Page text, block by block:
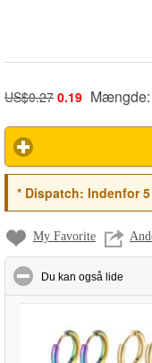
US$0.27 0.19 Mængde:
*Dispatch: Indenfor
My Favorite
Du kan også lide